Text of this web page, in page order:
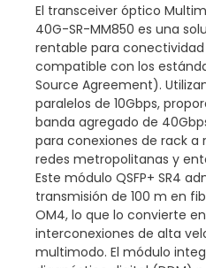
El transceiver óptico
40G-SR-MM850 es una
rentable para
compatible con los
Source Agreement).
paralelos de 10Gbps,
banda agregado de
para conexiones de rack
redes metropolitanas y
Este módulo QSFP+ SR4
transmisión de 100 m en
OM4, lo que lo convierte
interconexiones de alta
multimodo. El módulo